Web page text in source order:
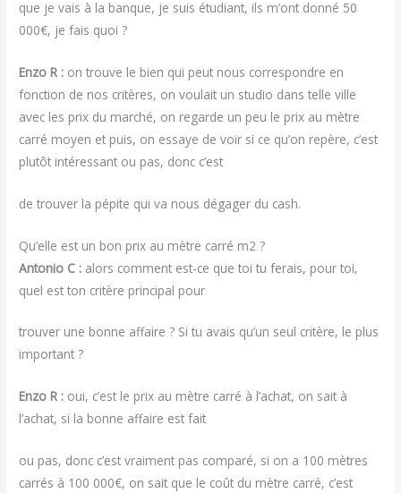
que je vais à la banque, je suis étudiant, ils m’ont donné 50
000€, je fais quoi ?
Enzo R : on trouve le bien qui peut nous correspondre en
fonction de nos critères, on voulait un studio dans telle ville
avec les prix du marché, on regarde un peu le prix au mètre
carré moyen et puis, on essaye de voir si ce qu’on repère, c’est
plutôt intéressant ou pas, donc c’est
de trouver la pépite qui va nous dégager du cash.
Qu’elle est un bon prix au mètre carré m2 ?
Antonio C : alors comment est-ce que toi tu ferais, pour toi,
quel est ton critère principal pour
trouver une bonne affaire ? Si tu avais qu’un seul critère, le plus
important ?
Enzo R : oui, c’est le prix au mètre carré à l’achat, on sait à
l’achat, si la bonne affaire est fait
ou pas, donc c’est vraiment pas comparé, si on a 100 mètres
carrés à 100 000€, on sait que le coût du mètre carré, c’est